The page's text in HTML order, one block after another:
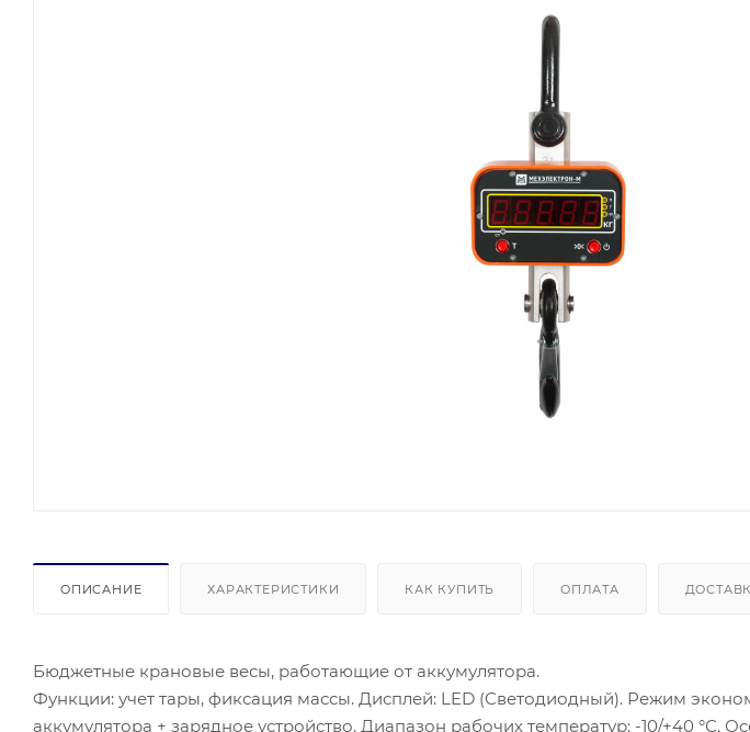
ОПИСАНИЕ ХАРАКТЕРИСТИКИ КАК КУПИТЬ ОПЛАТА
Бюджетные крановые весы, работающие от аккумулятора.
Функции: учет тары, фиксация массы. Дисплей: LED (Светодиодный). Режим экономии питания. Питание: от
аккумулятора + зарядное устройство. Диапазон рабочих температур: -10/+40 °С.